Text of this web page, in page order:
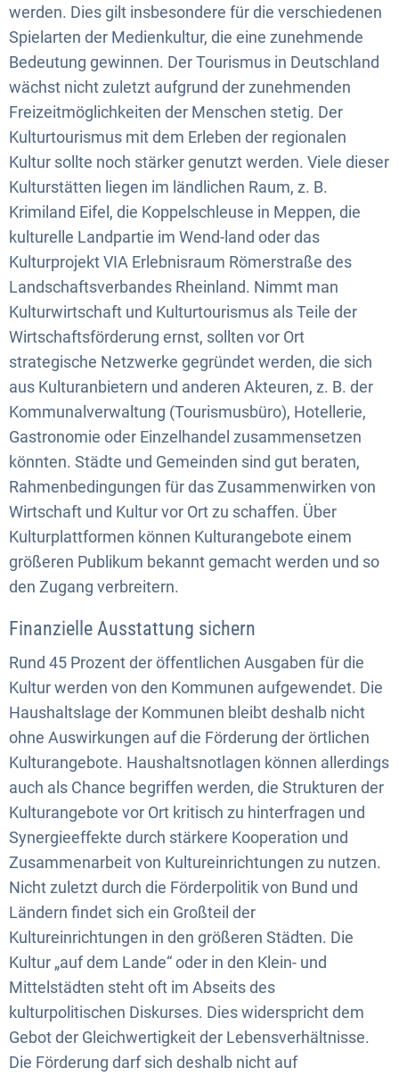
werden. Dies gilt insbesondere für die verschiedenen
Spielarten der Medienkultur, die eine zunehmende
Bedeutung gewinnen. Der Tourismus in Deutschland
wächst nicht zuletzt aufgrund der zunehmenden
Freizeitmöglichkeiten der Menschen stetig. Der
Kulturtourismus mit dem Erleben der regionalen
Kultur sollte noch stärker genutzt werden. Viele dieser
Kulturstätten liegen im ländlichen Raum, z. B.
Krimiland Eifel, die Koppelschleuse in Meppen, die
kulturelle Landpartie im Wend-land oder das
Kulturprojekt VIA Erlebnisraum Römerstraße des
Landschaftsverbandes Rheinland. Nimmt man
Kulturwirtschaft und Kulturtourismus als Teile der
Wirtschaftsförderung ernst, sollten vor Ort
strategische Netzwerke gegründet werden, die sich
aus Kulturanbietern und anderen Akteuren, z. B. der
Kommunalverwaltung (Tourismusbüro), Hotellerie,
Gastronomie oder Einzelhandel zusammensetzen
könnten. Städte und Gemeinden sind gut beraten,
Rahmenbedingungen für das Zusammenwirken von
Wirtschaft und Kultur vor Ort zu schaffen. Über
Kulturplattformen können Kulturangebote einem
größeren Publikum bekannt gemacht werden und so
den Zugang verbreitern.
Finanzielle Ausstattung sichern
Rund 45 Prozent der öffentlichen Ausgaben für die
Kultur werden von den Kommunen aufgewendet. Die
Haushaltslage der Kommunen bleibt deshalb nicht
ohne Auswirkungen auf die Förderung der örtlichen
Kulturangebote. Haushaltsnotlagen können allerdings
auch als Chance begriffen werden, die Strukturen der
Kulturangebote vor Ort kritisch zu hinterfragen und
Synergieeffekte durch stärkere Kooperation und
Zusammenarbeit von Kultureinrichtungen zu nutzen.
Nicht zuletzt durch die Förderpolitik von Bund und
Ländern findet sich ein Großteil der
Kultureinrichtungen in den größeren Städten. Die
Kultur „auf dem Lande“ oder in den Klein- und
Mittelstädten steht oft im Abseits des
kulturpolitischen Diskurses. Dies widerspricht dem
Gebot der Gleichwertigkeit der Lebensverhältnisse.
Die Förderung darf sich deshalb nicht auf